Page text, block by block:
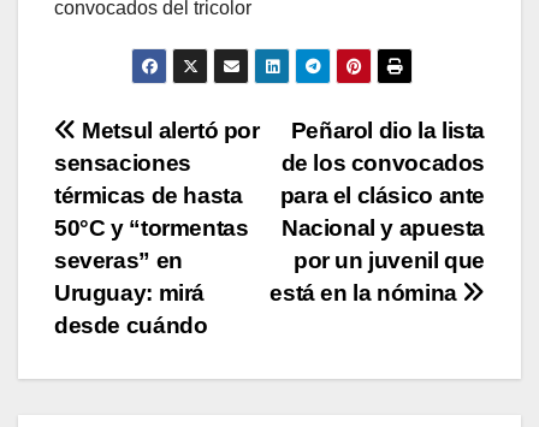
convocados del tricolor
Navegación
de
entradas
Peñarol dio la lista
de los convocados
para el clásico ante
Nacional y apuesta
por un juvenil que
está en la nómina
Metsul alertó por
sensaciones
térmicas de hasta
50°C y “tormentas
severas” en
Uruguay: mirá
desde cuándo